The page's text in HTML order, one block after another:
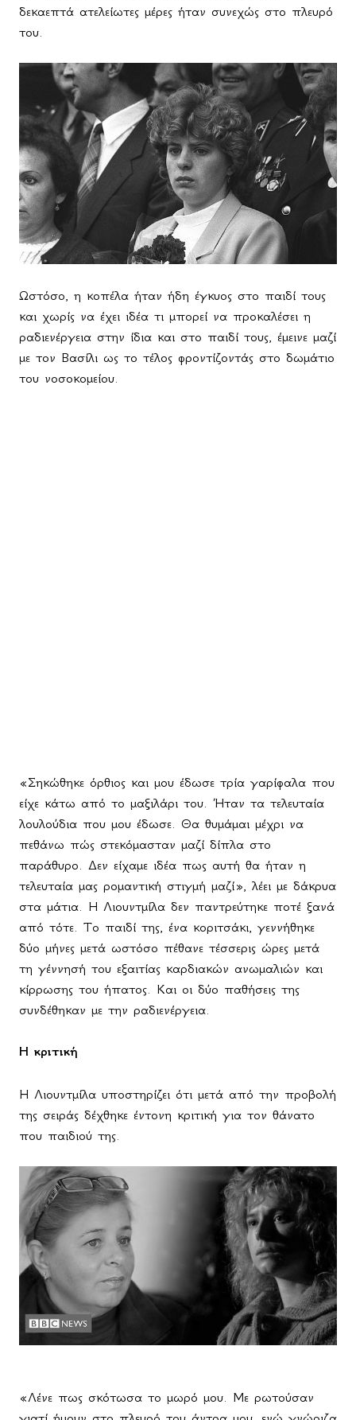
δεκαεπτά ατελείωτες μέρες ήταν συνεχώς στο πλευρό
του.
Ωστόσο, η κοπέλα ήταν ήδη έγκυος στο παιδί τους
και χωρίς να έχει ιδέα τι μπορεί να προκαλέσει η
ραδιενέργεια στην ίδια και στο παιδί τους, έμεινε μαζί
με τον Βασίλι ως το τέλος φροντίζοντάς στο δωμάτιο
του νοσοκομείου.
«Σηκώθηκε όρθιος και μου έδωσε τρία γαρίφαλα που
είχε κάτω από το μαξιλάρι του. Ήταν τα τελευταία
λουλούδια που μου έδωσε. Θα θυμάμαι μέχρι να
πεθάνω πώς στεκόμασταν μαζί δίπλα στο
παράθυρο. Δεν είχαμε ιδέα πως αυτή θα ήταν η
τελευταία μας ρομαντική στιγμή μαζί», λέει με δάκρυα
στα μάτια. Η Λιουντμίλα δεν παντρεύτηκε ποτέ ξανά
από τότε. Το παιδί της, ένα κοριτσάκι, γεννήθηκε
δύο μήνες μετά ωστόσο πέθανε τέσσερις ώρες μετά
τη γέννησή του εξαιτίας καρδιακών ανωμαλιών και
κίρρωσης του ήπατος. Και οι δύο παθήσεις της
συνδέθηκαν με την ραδιενέργεια.
Η κριτική
Η Λιουντμίλα υποστηρίζει ότι μετά από την προβολή
της σειράς δέχθηκε έντονη κριτική για τον θάνατο
που παιδιού της.
«Λένε πως σκότωσα το μωρό μου. Με ρωτούσαν